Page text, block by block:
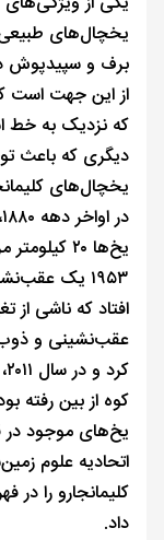
یخچال‌های
برف و سپیدپوش
از این جهت است
که نزدیک به خط
دیگری که باعث
یخچال‌های
یخ‌ها ۲۰
۱۹۵۳ یک
افتاد که ناشی از
عقب‌نشینی و ذوب
یخ‌های موجود در
داد.